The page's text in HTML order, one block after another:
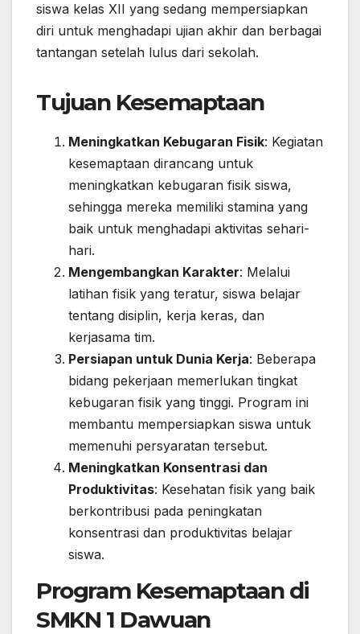
siswa kelas XII yang sedang mempersiapkan
diri untuk menghadapi ujian akhir dan berbagai
tantangan setelah lulus dari sekolah.
Tujuan Kesemaptaan
Meningkatkan Kebugaran Fisik: Kegiatan
kesemaptaan dirancang untuk
meningkatkan kebugaran fisik siswa,
sehingga mereka memiliki stamina yang
baik untuk menghadapi aktivitas sehari-
hari.
Mengembangkan Karakter: Melalui
latihan fisik yang teratur, siswa belajar
tentang disiplin, kerja keras, dan
kerjasama tim.
Persiapan untuk Dunia Kerja: Beberapa
bidang pekerjaan memerlukan tingkat
kebugaran fisik yang tinggi. Program ini
membantu mempersiapkan siswa untuk
memenuhi persyaratan tersebut.
Meningkatkan Konsentrasi dan
Produktivitas: Kesehatan fisik yang baik
berkontribusi pada peningkatan
konsentrasi dan produktivitas belajar
siswa.
Program Kesemaptaan di
SMKN 1 Dawuan